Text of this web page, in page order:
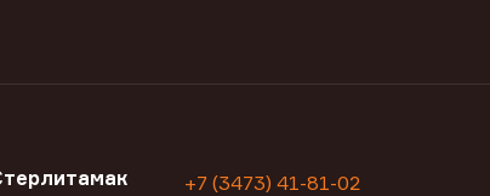
+7 (3473) 41-81-02